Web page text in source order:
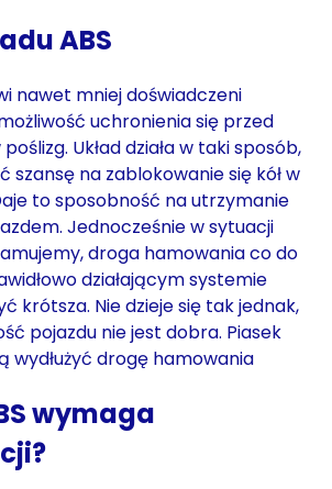
ABS
nawet mniej doświadczeni
uchronienia się przed
Układ działa w taki sposób,
szansę na zablokowanie się kół w
to sposobność na utrzymanie
Jednocześnie w sytuacji
droga hamowania co do
działającym systemie
krótsza. Nie dzieje się tak jednak,
pojazdu nie jest dobra. Piasek
wydłużyć drogę hamowania
wymaga